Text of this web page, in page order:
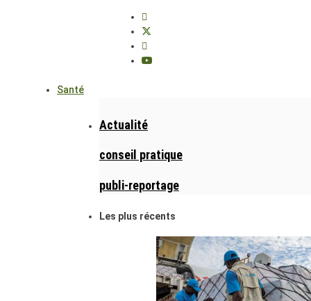
Santé
Actualité
conseil pratique
publi-reportage
Les plus récents